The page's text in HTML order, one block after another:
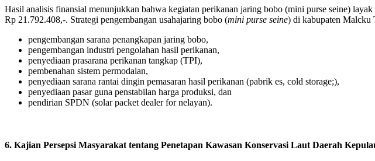
Hasil analisis finansial menunjukkan bahwa kegiatan perikanan jaring bobo (mini purse seine)
Rp 21.792.408,-. Strategi pengembangan usahajaring bobo (mini purse seine) di kabupaten Malcku
pengembangan sarana penangkapan jaring bobo,
pengembangan industri pengolahan hasil perikanan,
penyediaan prasarana perikanan tangkap (TPI),
pembenahan sistem permodalan,
penyediaan sarana rantai dingin pemasaran hasil perikanan (pabrik es, cold storage;),
penyediaan pasar guna penstabilan harga produksi, dan
pendirian SPDN (solar packet dealer for nelayan).
6. Kajian Persepsi Masyarakat tentang Penetapan Kawasan Konservasi Laut Daerah